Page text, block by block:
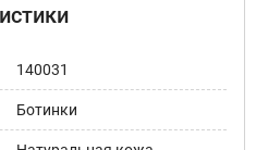
140031
Ботинки